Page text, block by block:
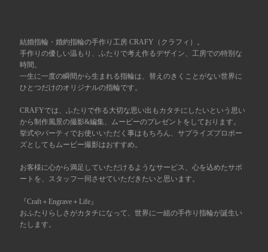
結婚指輪・婚約指輪の手作り工房 CRAFY（クラフィ）。
手作りの優しい温もり、ふたりで考え作るデザイン、工房での特別な
時間。
一生に一度の瞬間から生まれる指輪は、替えのきくことがない世界に
ひとつだけのオリジナルの指輪です。
CRAFYでは、ふたりで作る大切な思い出もカタチにしたいという思い
から制作風景の撮影&編集、ムービーのプレゼントをしております。
挙式やパーティでお使いいただく事はもちろん、サプライズプロポー
ズとしてもムービー撮影はおすすめ。
お客様に心から満足していただけるようなサービス、心を込めたサポ
ートを、スタッフ一同させていただきたいと思います。
『Craft＋Engrave＋Life』
おふたりらしさがカタチになって、世界に一組の手作り指輪が誕生い
たします。
広島店 来店ご予約
オーダーメイド